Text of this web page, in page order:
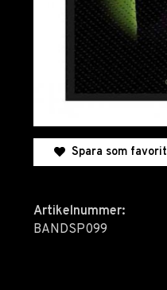
Spara som favorit
Artikelnummer:
BANDSP099